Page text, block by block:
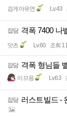
검게아유연 Lv.43
잡담 격폭 7400 나
앗츠 Lv.60 조회
잡담 격폭 형님들
이므응 Lv.63
잡담 러스트빌드 -